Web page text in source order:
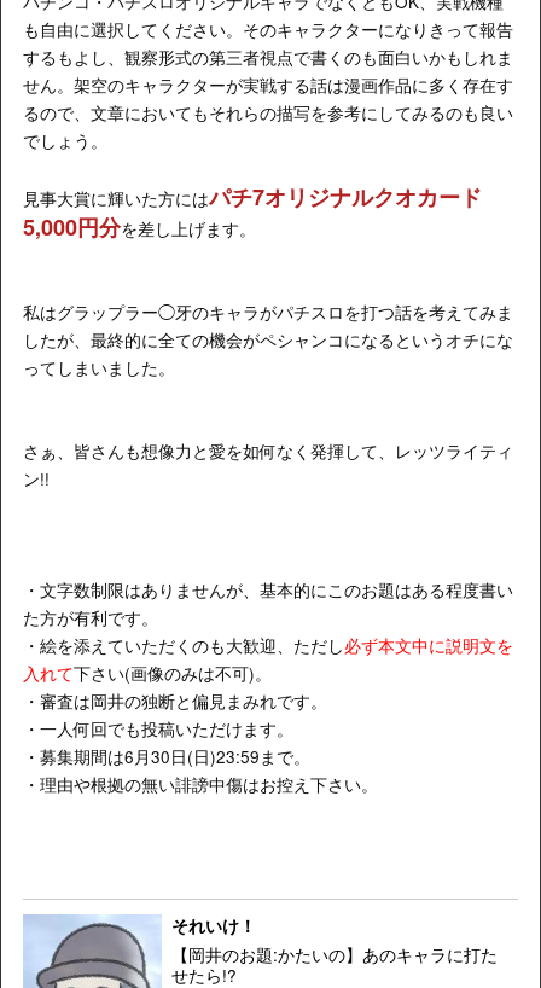
も自由に選択してください。そのキャラクターになりきって報告
するもよし、観察形式の第三者視点で書くのも面白いかもしれま
せん。架空のキャラクターが実戦する話は漫画作品に多く存在す
るので、文章においてもそれらの描写を参考にしてみるのも良い
でしょう。
見事大賞に輝いた方にはパチ7オリジナルクオカード
5,000円分を差し上げます。
私はグラップラー◯牙のキャラがパチスロを打つ話を考えてみま
したが、最終的に全ての機会がペシャンコになるというオチにな
ってしまいました。
さぁ、皆さんも想像力と愛を如何なく発揮して、レッツライティ
ン!!
・文字数制限はありませんが、基本的にこのお題はある程度書い
た方が有利です。
・絵を添えていただくのも大歓迎、ただし必ず本文中に説明文を
入れて下さい(画像のみは不可)。
・審査は岡井の独断と偏見まみれです。
・一人何回でも投稿いただけます。
・募集期間は6月30日(日)23:59まで。
・理由や根拠の無い誹謗中傷はお控え下さい。
それいけ！
【岡井のお題:かたいの】あのキャラに打た
せたら!?